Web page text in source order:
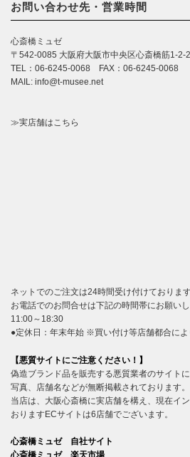
お問い合わせ先・営業時間
心斎橋ミュゼ
〒542-0085 大阪府大阪市中央区心斎橋筋1-2-
TEL：06-6245-0068 FAX：06-6245-0068
MAIL: info@t-musee.net
≫実店舗はこちら
ネットでのご注文は24時間受け付けております
お電話でのお問合せは下記の時間帯にお願いし
11:00～18:30
●定休日：年末年始 ※買い付け等店舗都合によ
【悪質サイトにご注意ください！】
偽造ブランド品を販売する悪質業者のサイト
写真、店舗名などが無断掲載されております。
当店は、大阪心斎橋に実店舗を構え、現在イ
おりますECサイトは6店舗でございます。
心斎橋ミュゼ 自社サイト
心斎橋ミュゼ 楽天市場